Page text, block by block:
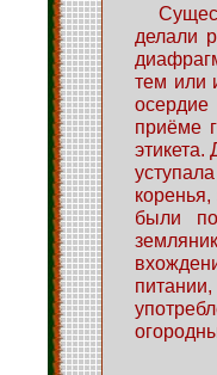
делали
тем или
осердие
приёме
были